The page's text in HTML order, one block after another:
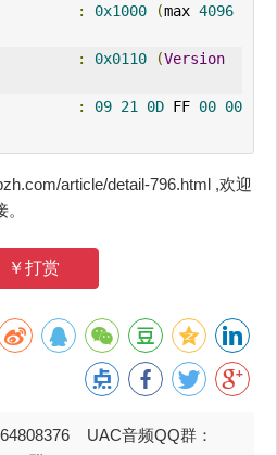
: 0x1000 (max 4096
: 0x0110 (Version
: 09 21 0D FF 00 00
article/detail-796.html ,欢迎
￥打赏
UAC音频QQ群：